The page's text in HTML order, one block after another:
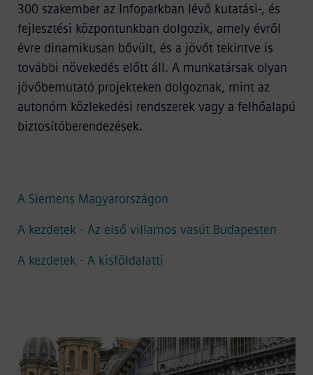
300 szakember az Infoparkban lévő kutatási-, és
fejlesztési központunkban dolgozik, amely évről
évre dinamikusan bővült, és a jövőt tekintve is
további növekedés előtt áll. A munkatársak olyan
jövőbemutató projekteken dolgoznak, mint az
autonóm közlekedési rendszerek vagy a felhőalapú
biztosítóberendezések.
A Siemens Magyarországon
A kezdetek - Az első villamos vasút Budapesten
A kezdetek - A kisföldalatti